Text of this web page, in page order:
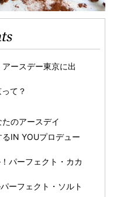
ースデー東京に出
て？
のアースデイ
IN YOUプロデュー
パーフェクト・カカ
ーフェクト・ソルト